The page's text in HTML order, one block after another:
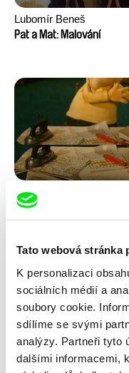
Tato webová stránka
K personalizaci
sociálních médií a
soubory cookie.
sdílíme se svými
analýzy. Partneři tyto
dalšími informacemi,
Lubomír Beneš
Pat a Mat: Malování
Lubomír Beneš
Pat a Mat: Křížovka
Lubomír Beneš